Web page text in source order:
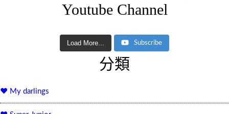
Youtube Channel
Load More... Subscribe
分類
♥ My darlings